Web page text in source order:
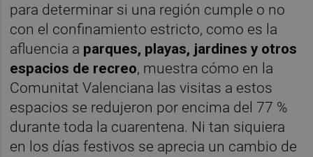
para determinar si una región cumple o no
con el confinamiento estricto, como es la
afluencia a parques, playas, jardines y otros
espacios de recreo, muestra cómo en la
Comunitat Valenciana las visitas a estos
espacios se redujeron por encima del 77 %
durante toda la cuarentena. Ni tan siquiera
en los días festivos se aprecia un cambio de